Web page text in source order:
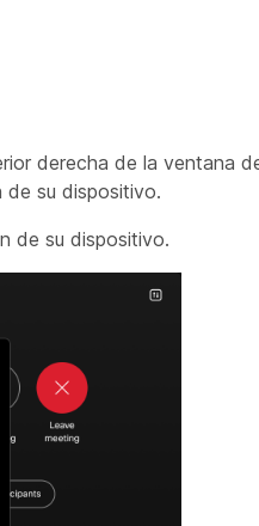
derecha de la ventana
de su dispositivo.
de su dispositivo.